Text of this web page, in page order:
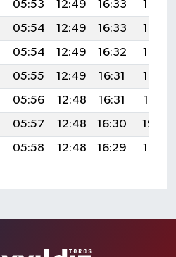
05:53 12:49 16:33
19:36
05:54 12:49 16:33
19:35
05:54 12:49 16:32
19:33
05:55 12:49 16:31
19:32
05:56 12:48 16:31
19:31
05:57 12:48 16:30
19:29
05:58 12:48 16:29 19:28